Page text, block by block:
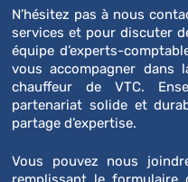
N’hésitez pas à nous
services et pour discuter
équipe d’experts-
vous accompagner
chauffeur de VTC.
partenariat solide et
partage d’expertise.
Vous pouvez nous